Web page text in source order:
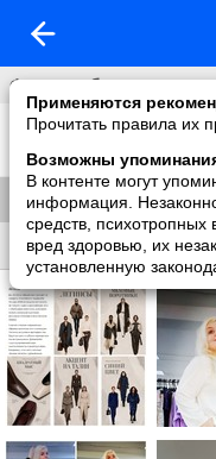
Применяются
Прочитать правила их
Возможны
В контенте могут
информация.
средств, психотропных
вред здоровью, их
установленную
Фотоальбомы
Фон на обложку
Без названия